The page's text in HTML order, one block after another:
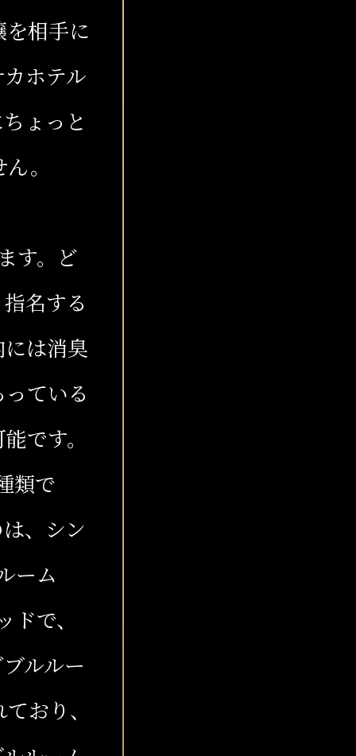
相手に
ホテル
ょっと
。
す。ど
名する
は消臭
ている
です。
類で
、シン
ーム
で、
ルルー
おり、